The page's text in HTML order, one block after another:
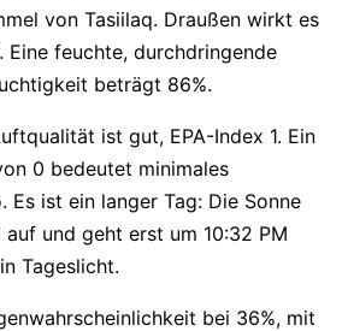
von Tasiilaq. Draußen wirkt es
Eine feuchte, durchdringende
beträgt 86%.
ist gut, EPA-Index 1. Ein
0 bedeutet minimales
Es ist ein langer Tag: Die Sonne
und geht erst um 10:32 PM
Tageslicht.
bei 36%, mit